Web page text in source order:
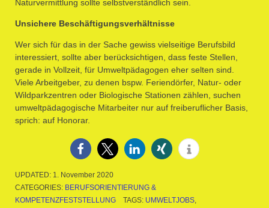
Naturvermittlung sollte selbstverständlich sein.
Unsichere Beschäftigungsverhältnisse
Wer sich für das in der Sache gewiss vielseitige Berufsbild
interessiert, sollte aber berücksichtigen, dass feste Stellen,
gerade in Vollzeit, für Umweltpädagogen eher selten sind.
Viele Arbeitgeber, zu denen bspw. Feriendörfer, Natur- oder
Wildparkzentren oder Biologische Stationen zählen, suchen
umweltpädagogische Mitarbeiter nur auf freiberuflicher Basis,
sprich: auf Honorar.
UPDATED: 1. November 2020
CATEGORIES: BERUFSORIENTIERUNG &
KOMPETENZFESTSTELLUNG
TAGS: UMWELTJOBS,